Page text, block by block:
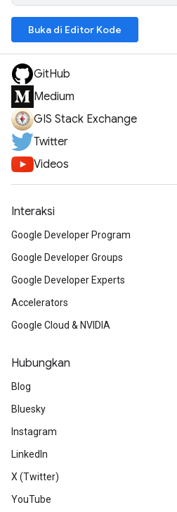
Buka di Editor Kode
GitHub
Medium
GIS Stack Exchange
Twitter
Videos
Interaksi
Google Developer Program
Google Developer Groups
Google Developer Experts
Accelerators
Google Cloud & NVIDIA
Hubungkan
Blog
Bluesky
Instagram
LinkedIn
X (Twitter)
YouTube